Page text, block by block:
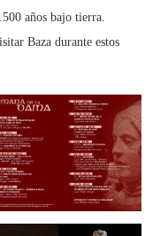
años bajo tierra.
Baza durante estos